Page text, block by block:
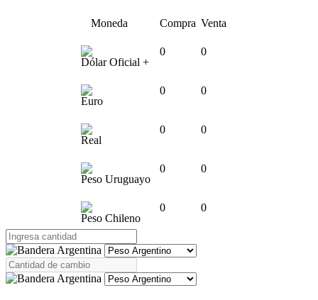
Moneda Compra Venta
Dólar Oficial +
0 0
Euro
0 0
Real
0 0
Peso Uruguayo
0 0
Peso Chileno
0 0